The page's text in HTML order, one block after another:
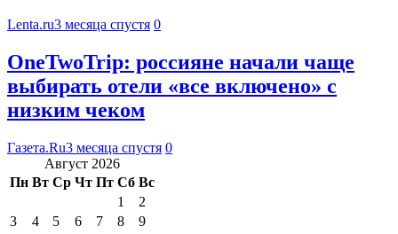
Lenta.ru3 месяца спустя 0
OneTwoTrip: россияне начали чаще
выбирать отели «все включено» с
низким чеком
Газета.Ru3 месяца спустя 0
Август 2026
Пн Вт Ср Чт Пт Сб Вс
1
2
3
4 5 6 7 8
9